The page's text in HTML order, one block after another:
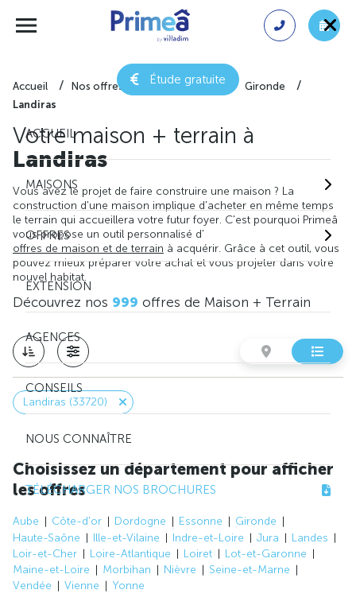
Étude gratuite
ACCUEIL
MAISONS
OFFRES
EXTENSION
AGENCES
CONSEILS
NOUS CONNAÎTRE
TÉLÉCHARGER NOS BROCHURES
Accueil Nos offres de maison + terrain
Gironde
Landiras
Votre maison + terrain à
Landiras
Vous avez le projet de faire construire une maison ? La
construction d'une maison implique d'acheter en même temps
le terrain qui accueillera votre futur foyer. C'est pourquoi Primeâ
vous propose un outil personnalisé d'
offres de maison et de terrain à acquérir. Grâce à cet outil, vous
pouvez mieux préparer votre achat et vous projeter dans votre
nouvel habitat.
Découvrez nos 999 offres de Maison + Terrain
Landiras (33720)
Choisissez un département pour afficher
les offres
Aube Côte-d'or Dordogne Essonne
Gironde
Haute-Saône
Ille-et-Vilaine Indre-et-Loire Jura
Landes
Loir-et-Cher
Loire-Atlantique Loiret
Lot-et-Garonne
Maine-et-Loire
Morbihan Nièvre
Seine-et-Marne
Vendée
Vienne Yonne